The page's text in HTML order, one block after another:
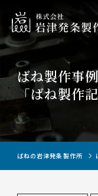
ばね製作事
「ばね製作
ばねの岩津発条製作所